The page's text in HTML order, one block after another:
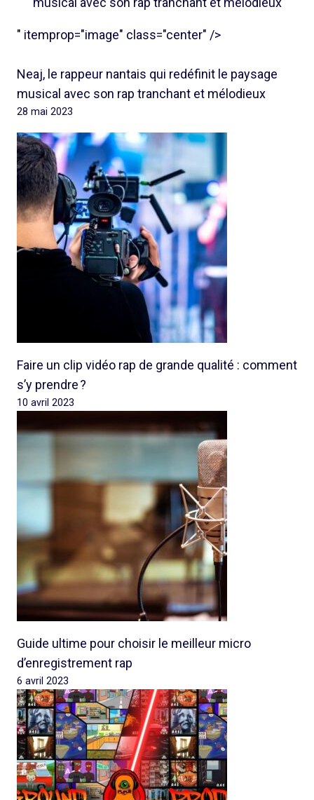
" itemprop="image" class="center" />
Neaj, le rappeur nantais qui redéfinit le paysage
musical avec son rap tranchant et mélodieux
28 mai 2023
Faire un clip vidéo rap de grande qualité : comment
s’y prendre ?
10 avril 2023
Guide ultime pour choisir le meilleur micro
d’enregistrement rap
6 avril 2023